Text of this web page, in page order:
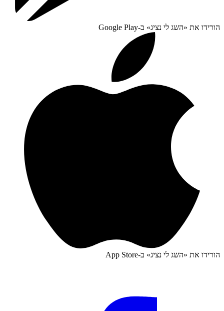
הורידו את «השג לי נציג» ב-Google Play
הורידו את «השג לי נציג» ב-App Store